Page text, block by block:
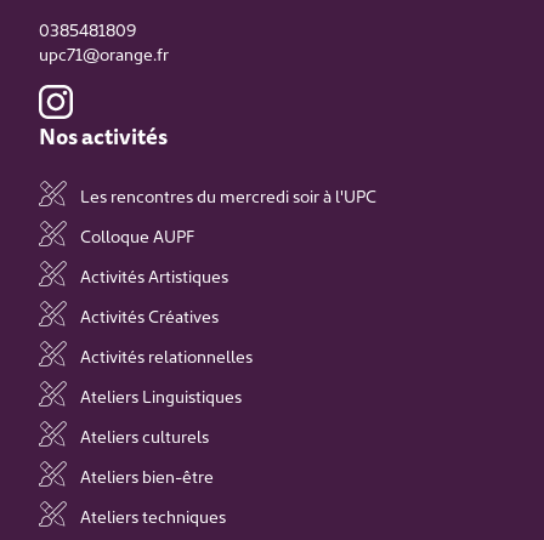
0385481809
upc71@orange.fr
Nos activités
Les rencontres du mercredi soir à l'UPC
Colloque AUPF
Activités Artistiques
Activités Créatives
Activités relationnelles
Ateliers Linguistiques
Ateliers culturels
Ateliers bien-être
Ateliers techniques